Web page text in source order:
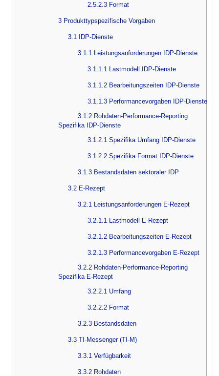
2.5.2.3 Format
3 Produkttypspezifische Vorgaben
3.1 IDP-Dienste
3.1.1 Leistungsanforderungen IDP-Dienste
3.1.1.1 Lastmodell IDP-Dienste
3.1.1.2 Bearbeitungszeiten IDP-Dienste
3.1.1.3 Performancevorgaben IDP-Dienste
3.1.2 Rohdaten-Performance-Reporting
Spezifika IDP-Dienste
3.1.2.1 Spezifika Umfang IDP-Dienste
3.1.2.2 Spezifika Format IDP-Dienste
3.1.3 Bestandsdaten sektoraler IDP
3.2 E-Rezept
3.2.1 Leistungsanforderungen E-Rezept
3.2.1.1 Lastmodell E-Rezept
3.2.1.2 Bearbeitungszeiten E-Rezept
3.2.1.3 Performancevorgaben E-Rezept
3.2.2 Rohdaten-Performance-Reporting
Spezifika E-Rezept
3.2.2.1 Umfang
3.2.2.2 Format
3.2.3 Bestandsdaten
3.3 TI-Messenger (TI-M)
3.3.1 Verfügbarkeit
3.3.2 Rohdaten